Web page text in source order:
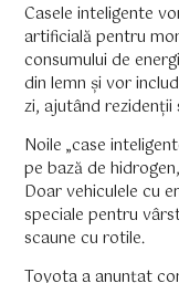
Casele inteligente
artificială pentru
consumului de
din lemn și vor
zi, ajutând rezidenții
Noile „case
pe bază de
Doar vehiculele cu
speciale pentru
scaune cu rotile.